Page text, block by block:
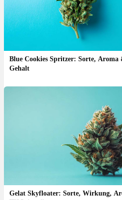
Blue Cookies Spritzer: Sorte, Aroma
Gehalt
Gelat Skyfloater: Sorte, Wirkung,